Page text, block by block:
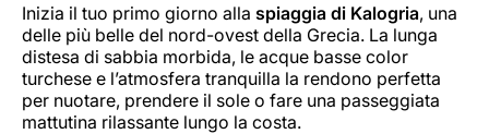
Inizia il tuo primo giorno alla spiaggia di Kalogria, una
delle più belle del nord-ovest della Grecia. La lunga
distesa di sabbia morbida, le acque basse color
turchese e l’atmosfera tranquilla la rendono perfetta
per nuotare, prendere il sole o fare una passeggiata
mattutina rilassante lungo la costa.